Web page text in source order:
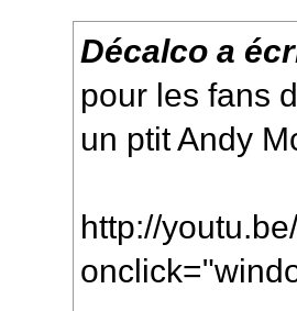
Décalco a
pour les fans
un ptit Andy
http://